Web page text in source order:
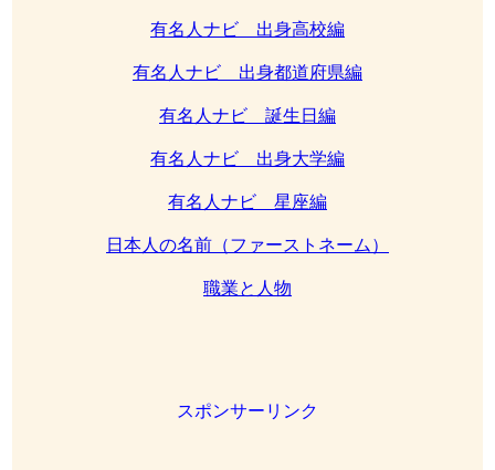
有名人ナビ 出身高校編
有名人ナビ 出身都道府県編
有名人ナビ 誕生日編
有名人ナビ 出身大学編
有名人ナビ 星座編
日本人の名前（ファーストネーム）
職業と人物
スポンサーリンク